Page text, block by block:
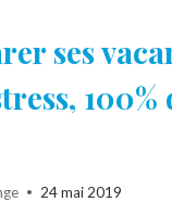
ses
100%
24 mai 2019